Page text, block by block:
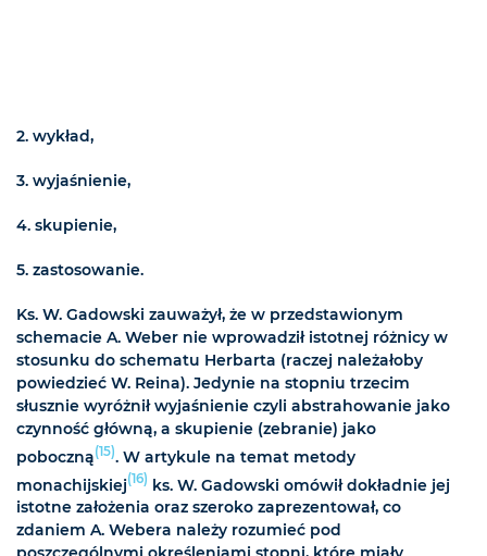
2. wykład,
3. wyjaśnienie,
4. skupienie,
5. zastosowanie.
Ks. W. Gadowski zauważył, że w przedstawionym
schemacie A. Weber nie wprowadził istotnej różnicy w
stosunku do schematu Herbarta (raczej należałoby
powiedzieć W. Reina). Jedynie na stopniu trzecim
słusznie wyróżnił wyjaśnienie czyli abstrahowanie jako
czynność główną, a skupienie (zebranie) jako
poboczną(15). W artykule na temat metody
monachijskiej(16) ks. W. Gadowski omówił dokładnie jej
istotne założenia oraz szeroko zaprezentował, co
zdaniem A. Webera należy rozumieć pod